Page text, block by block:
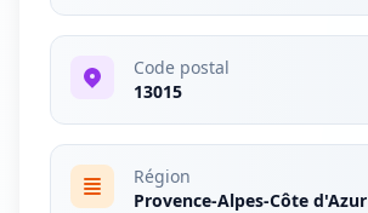
Code postal
13015
Région
Provence-Alpes-Côte d'Azur